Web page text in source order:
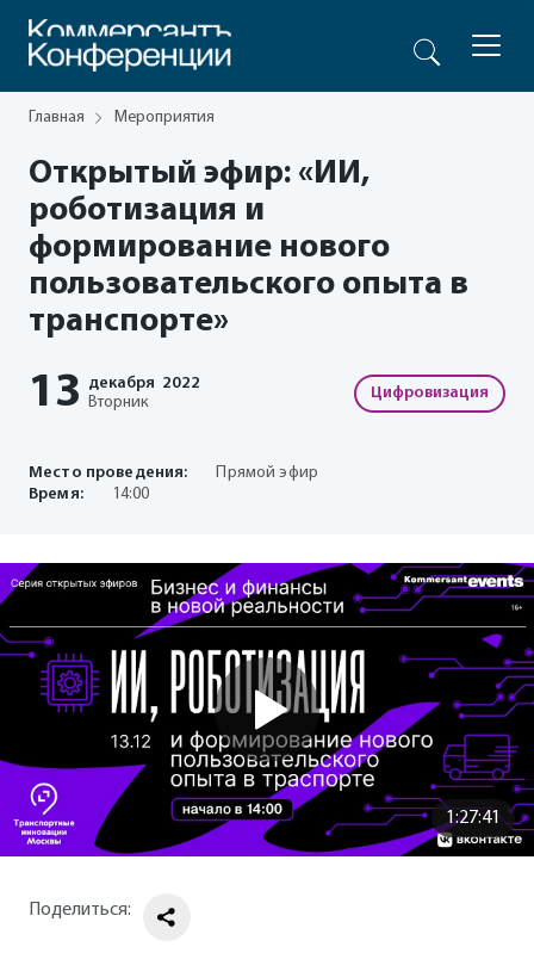
Главная Мероприятия
Открытый эфир: «ИИ,
роботизация и
формирование нового
пользовательского опыта в
транспорте»
13 декабря 2022
Вторник
Цифровизация
Место проведения:
Прямой эфир
Время:
14:00
1:27:41
Поделиться: